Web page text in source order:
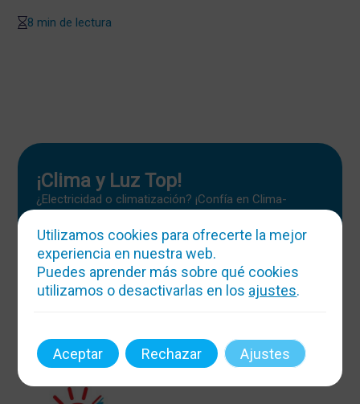
8 min de lectura
¡Clima y Luz Top!
¿Electricidad o climatización? ¡Confía en Clima-
Electric! Atendemos 24h, hacemos magia con la
temperatura y la energía. ¡Boletines y reformas sin
estrés!
Mas info
Utilizamos cookies para ofrecerte la mejor
experiencia en nuestra web.
Puedes aprender más sobre qué cookies
utilizamos o desactivarlas en los ajustes.
Aceptar Rechazar Ajustes